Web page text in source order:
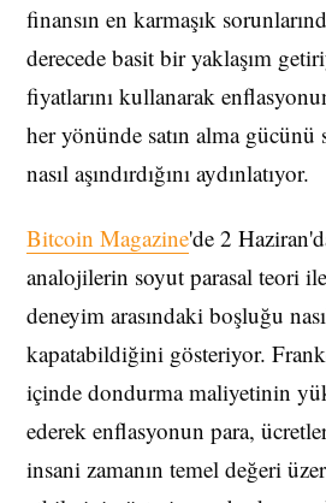
finansın en karmaşık
derecede basit bir yaklaşım
fiyatlarını kullanarak
her yönünde satın alma gücünü
nasıl aşındırdığını aydınlatıyor.
Bitcoin Magazine'de 2
analojilerin soyut parasal teori
deneyim arasındaki boşluğu
kapatabildiğini gösteriyor.
içinde dondurma maliyetinin
ederek enflasyonun para,
insani zamanın temel değeri